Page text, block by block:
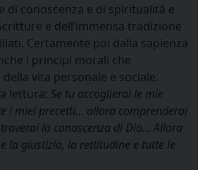
di conoscenza e di spiritualità e
e dell’immensa tradizione
Certamente poi dalla sapienza
i principi morali che
vita personale e sociale.
lettura: Se tu accoglierai le mie
i miei precetti… allora comprenderai
la conoscenza di Dio… Allora
la giustizia, la rettitudine e tutte le